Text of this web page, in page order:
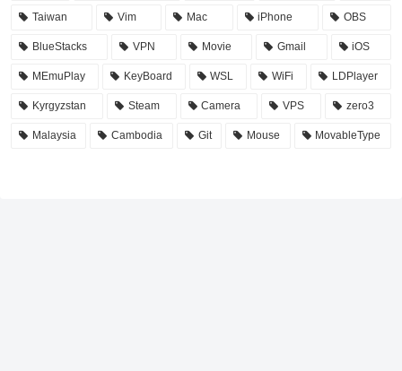
Taiwan Vim Mac iPhone OBS
BlueStacks VPN Movie Gmail iOS
MEmuPlay KeyBoard WSL WiFi LDPlayer
Kyrgyzstan Steam Camera VPS zero3
Malaysia Cambodia Git Mouse MovableType